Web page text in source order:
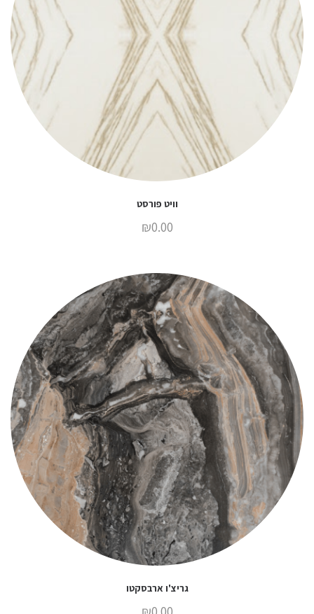
וויט פורסט
₪0.00
גריצ'ו ארבסקטו